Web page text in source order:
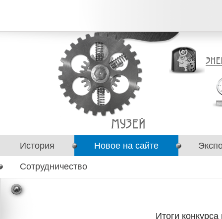
История Новое на сайте
Сотрудничество
Итоги